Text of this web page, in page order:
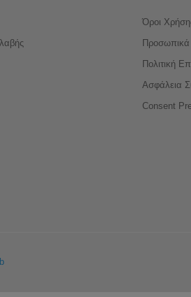
Όροι
Προσωπικά
Πολιτική
Ασφάλεια
Consent